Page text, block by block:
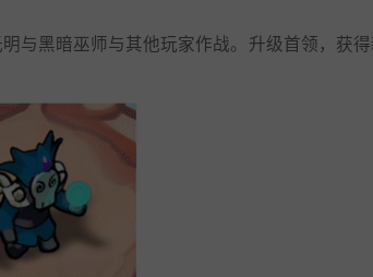
与黑暗巫师与其他玩家作战。升级首领，获